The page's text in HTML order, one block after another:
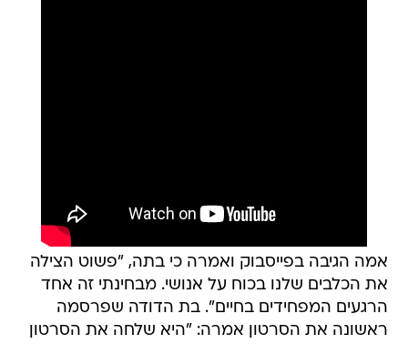
אמה הגיבה בפייסבוק ואמרה כי בתה, "פשוט הצילה
את הכלבים שלנו בכוח על אנושי. מבחינתי זה אחד
הרגעים המפחידים בחיים". בת הדודה שפרסמה
ראשונה את הסרטון אמרה: "היא שלחה את הסרטון